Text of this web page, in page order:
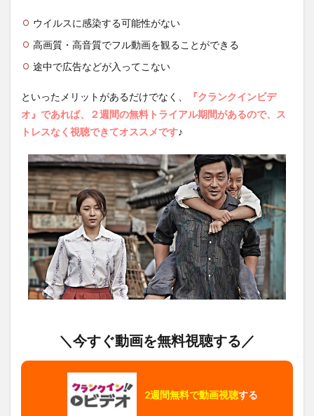
ウイルスに感染する可能性がない
高画質・高音質でフル動画を観ることができる
途中で広告などが入ってこない
といったメリットがあるだけでなく、
『クランクインビデ
オ』であれば、２週間の無料トライアル期間があるので、ス
トレスなく視聴できてオススメです♪
＼今すぐ動画を無料視聴する／
2週間無料で動画視聴する